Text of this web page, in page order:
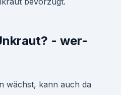
- wer-
wächst, kann auch da